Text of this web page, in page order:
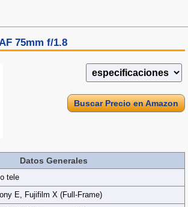
75mm f/1.8
Buscar Precio en Amazon
Datos Generales
tele
E, Fujifilm X (Full‑Frame)